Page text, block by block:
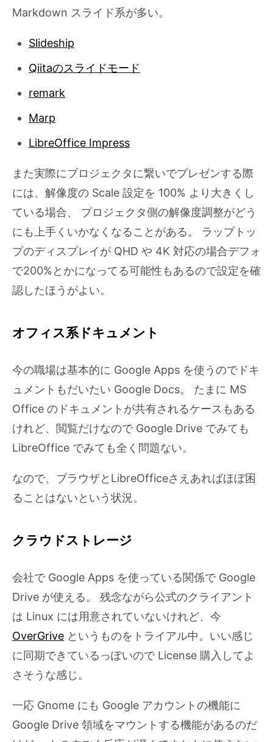
Markdown スライド系が多い。
Slideship
Qiitaのスライドモード
remark
Marp
LibreOffice Impress
また実際にプロジェクタに繋いでプレゼンする際
には、解像度の Scale 設定を 100% より大きくし
ている場合、 プロジェクタ側の解像度調整がどう
にも上手くいかなくなることがある。 ラップトッ
プのディスプレイが QHD や 4K 対応の場合デフォ
で200%とかになってる可能性もあるので設定を確
認したほうがよい。
オフィス系ドキュメント
今の職場は基本的に Google Apps を使うのでドキ
ュメントもだいたい Google Docs。 たまに MS
Office のドキュメントが共有されるケースもある
けれど、閲覧だけなので Google Drive でみても
LibreOffice でみても全く問題ない。
なので、ブラウザとLibreOfficeさえあればほぼ困
ることはないという状況。
クラウドストレージ
会社で Google Apps を使っている関係で Google
Drive が使える。 残念ながら公式のクライアント
は Linux には用意されていないけれど、今
OverGrive というものをトライアル中。いい感じ
に同期できているっぽいので License 購入してよ
さそうな感じ。
一応 Gnome にも Google アカウントの機能に
Google Drive 領域をマウントする機能があるのだ